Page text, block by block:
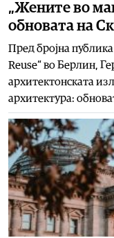
„Жените во
обновата на
Пред бројна публика
Reuse“ во Берлин,
архитектонската
архитектура: